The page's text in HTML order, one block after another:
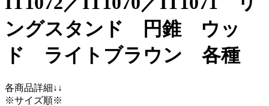
ングスタンド 円錐 ウッ
ド ライトブラウン 各種
各商品詳細↓↓
※サイズ順※